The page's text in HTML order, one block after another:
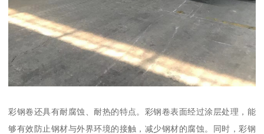
彩钢卷还具有耐腐蚀、耐热的特点。彩钢卷表面经过涂层处理，能
够有效防止钢材与外界环境的接触，减少钢材的腐蚀。同时，彩钢